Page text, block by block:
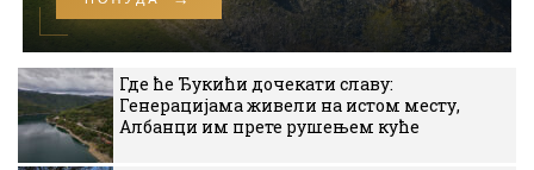
Где ће Ђукићи дочекати славу:
Генерацијама живели на истом месту,
Албанци им прете рушењем куће